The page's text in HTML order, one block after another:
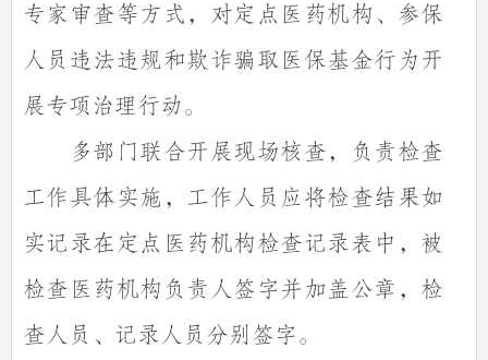
专家审查等方式，对定点医药机构、参保
人员违法违规和欺诈骗取医保基金行为开
展专项治理行动。
多部门联合开展现场核查，负责检查
工作具体实施，工作人员应将检查结果如
实记录在定点医药机构检查记录表中，被
检查医药机构负责人签字并加盖公章，检
查人员、记录人员分别签字。